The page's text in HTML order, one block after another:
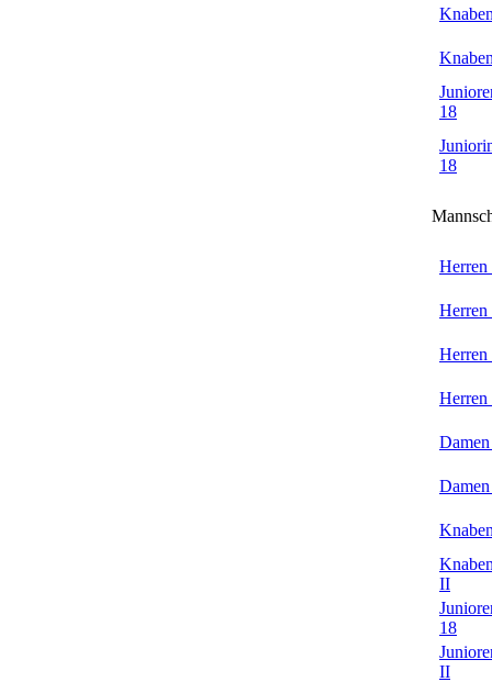
18
18
Herren
Herren
Herren
Herren
II
18
II